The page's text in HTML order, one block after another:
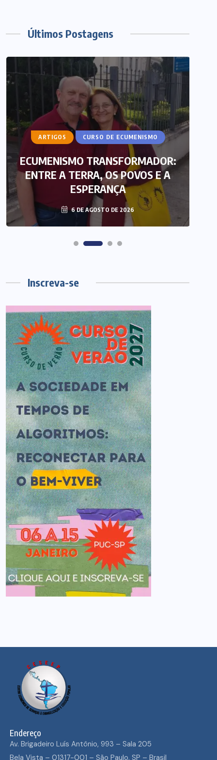
Últimos Postagens
ARTIGOS CURSO DE ECUMENISMO
ECUMENISMO TRANSFORMADOR:
ENTRE A TERRA, OS POVOS E A
ESPERANÇA
6 DE AGOSTO DE 2026
Inscreva-se
Endereço
Av. Brigadeiro Luís Antônio, 993 – Sala 205
Bela Vista – 01317-001 – São Paulo, SP – Brasil